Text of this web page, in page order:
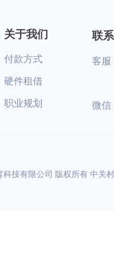
关于我们
付款方式
硬件租借
职业规划
联
客服
微信
技有限公司 版权所有 中关